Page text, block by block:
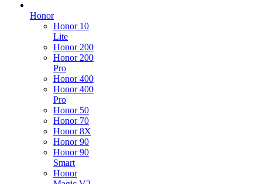
Honor
Honor 10
Lite
Honor 200
Honor 200
Pro
Honor 400
Honor 400
Pro
Honor 50
Honor 70
Honor 8X
Honor 90
Honor 90
Smart
Honor